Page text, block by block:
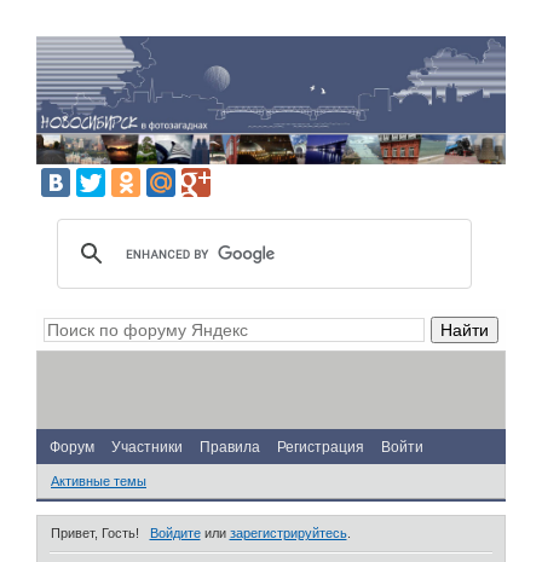
Форум Участники Правила Регистрация Войти
Активные темы
Привет, Гость! Войдитеили зарегистрируйтесь.